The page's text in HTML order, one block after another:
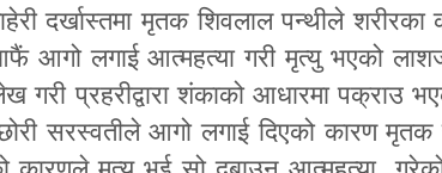
दर्खास्तमा मृतक शिवलाल पन्थीले
आगो लगाई आत्महत्या गरी मृत्यु भएको
गरी प्रहरीद्वारा शंकाको आधारमा पक्राउ
सरस्वतीले आगो लगाई दिएको कारण मृतक